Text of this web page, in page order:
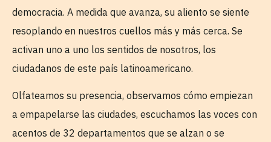
democracia. A medida que avanza, su aliento se siente
resoplando en nuestros cuellos más y más cerca. Se
activan uno a uno los sentidos de nosotros, los
ciudadanos de este país latinoamericano.
Olfateamos su presencia, observamos cómo empiezan
a empapelarse las ciudades, escuchamos las voces con
acentos de 32 departamentos que se alzan o se